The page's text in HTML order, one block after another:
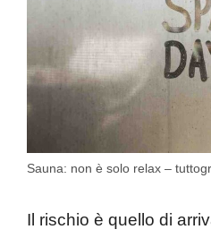
Sauna: non è solo relax –
Il rischio è quello di